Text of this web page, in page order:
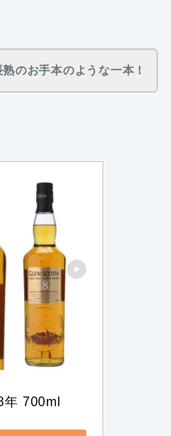
のお手本のような一本！
700ml